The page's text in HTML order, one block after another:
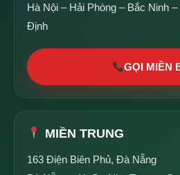
Hà Nội – Hải Phòng – Bắc Ninh
Định
GỌI MIỀN
MIỀN TRUNG
163 Điện Biên Phủ, Đà Nẵng